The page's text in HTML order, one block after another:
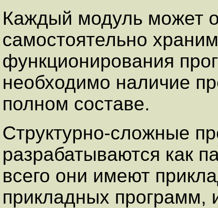
Каждый модуль может
самостоятельно
функционирования
необходимо наличие
полном составе.
Структурно-сложные
разрабатываются как
всего они имеют
прикладных